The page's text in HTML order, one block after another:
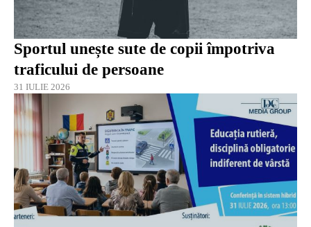
Sportul unește sute de copii împotriva
traficului de persoane
31 IULIE 2026